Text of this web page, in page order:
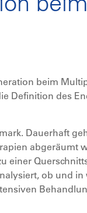
beim
Definition des
Dauerhaft
abgeräumt
einer
ob und in